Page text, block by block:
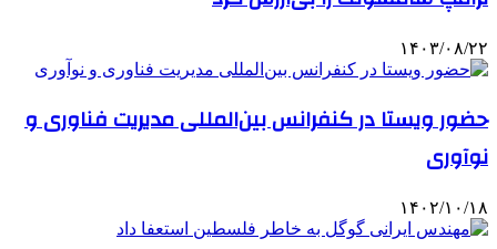
۱۴۰۳/۰۸/۲۲
حضور ویستا در کنفرانس بین‌المللی مدیریت فناوری و
نوآوری
۱۴۰۲/۱۰/۱۸